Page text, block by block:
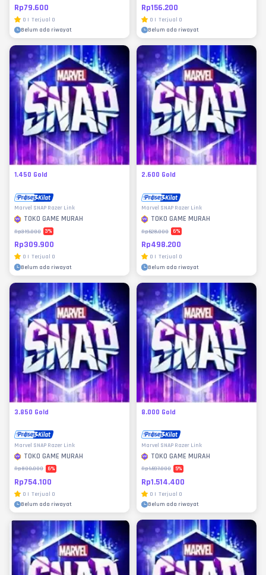
Rp79.600
0 | Terjual 0
Belum ada riwayat
Rp156.200
0 | Terjual 0
Belum ada riwayat
1.450 Gold
Marvel SNAP Razer Link
TOKO GAME MURAH
Rp319.000 3%
Rp309.900
0 | Terjual 0
Belum ada riwayat
2.600 Gold
Marvel SNAP Razer Link
TOKO GAME MURAH
Rp528.000 6%
Rp498.200
0 | Terjual 0
Belum ada riwayat
3.850 Gold
Marvel SNAP Razer Link
TOKO GAME MURAH
Rp800.000 6%
Rp754.100
0 | Terjual 0
Belum ada riwayat
8.000 Gold
Marvel SNAP Razer Link
TOKO GAME MURAH
Rp1.597.000 5%
Rp1.514.400
0 | Terjual 0
Belum ada riwayat